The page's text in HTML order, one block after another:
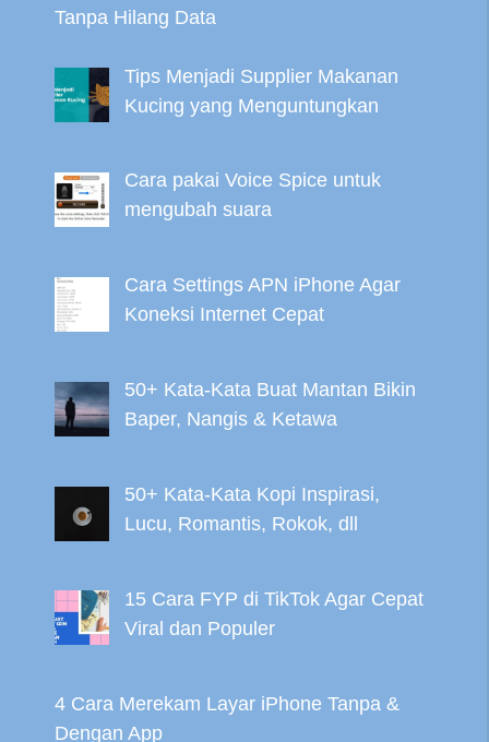
Tanpa Hilang Data
Tips Menjadi Supplier Makanan
Kucing yang Menguntungkan
Cara pakai Voice Spice untuk
mengubah suara
Cara Settings APN iPhone Agar
Koneksi Internet Cepat
50+ Kata-Kata Buat Mantan Bikin
Baper, Nangis & Ketawa
50+ Kata-Kata Kopi Inspirasi,
Lucu, Romantis, Rokok, dll
15 Cara FYP di TikTok Agar Cepat
Viral dan Populer
4 Cara Merekam Layar iPhone Tanpa &
Dengan App